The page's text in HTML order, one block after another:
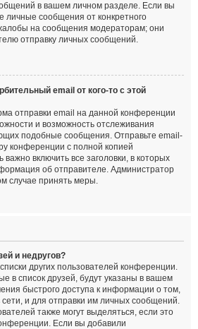
в вашем личном разделе. Если вы
личные сообщения от конкретного
на сообщения модераторам; они
отправку личных сообщений.
email от кого-то с этой
отправки email на данной конференции
и возможность отслеживания
подобные сообщения. Отправьте email-
конференции с полной копией
включить все заголовки, в которых
об отправителе. Администратор
случае принять меры.
и недругов?
других пользователей конференции.
в список друзей, будут указаны в вашем
быстрого доступа к информации о том,
сети, и для отправки им личных сообщений.
также могут выделяться, если это
Если вы добавили